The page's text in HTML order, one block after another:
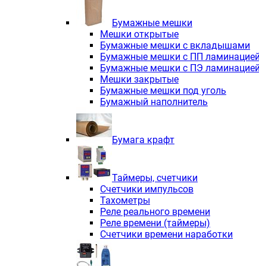
Электродвигатели асинхронные
Электродвигатели асинхронные
Трехфазные асинхронные
Независимая вентиляция INNORED
Взрывозащищенная независимая
Одноступенчатые цилиндрические
Экономичные червячные
Компактные мотор-редукторы
Компактные мотор-редукторы
Вибраторы INNORED
Вариаторы INNORED
Бумажные мешки
Мешки открытые
Бумажные мешки с вкладышами
Бумажные мешки с ПП ламинацией
Бумажные мешки с ПЭ ламинацией
Мешки закрытые
Бумажные мешки под уголь
Бумажный наполнитель
Бумага крафт
Таймеры, счетчики
Счетчики импульсов
Тахометры
Реле реального времени
Реле времени (таймеры)
Счетчики времени наработки